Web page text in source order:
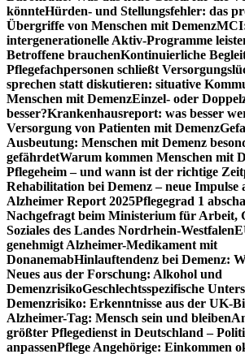
könnteHürden- und Stellungsfehler: das
Übergriffe von Menschen mit Demenz
intergenerationelle Aktiv-Programme
Betroffene brauchenKontinuierliche
Pflegefachpersonen schließt
sprechen statt diskutieren: situative
Menschen mit DemenzEinzel- oder
besser?Krankenhausreport: was besser
Versorgung von Patienten mit Demenz
Ausbeutung: Menschen mit Demenz
gefährdetWarum kommen Menschen mit
Pflegeheim – und wann ist der richtige
Rehabilitation bei Demenz – neue Impulse
Alzheimer Report 2025Pflegegrad 1
Nachgefragt beim Ministerium für Arbeit,
Soziales des Landes Nordrhein-Westfalen
genehmigt Alzheimer-Medikament mit
DonanemabHinlauftendenz bei Demenz:
Neues aus der Forschung: Alkohol und
DemenzrisikoGeschlechtsspezifische
Demenzrisiko: Erkenntnisse aus der UK-
Alzheimer-Tag: Mensch sein und bleiben
größter Pflegedienst in Deutschland –
anpassenPflege Angehörige: Einkommen